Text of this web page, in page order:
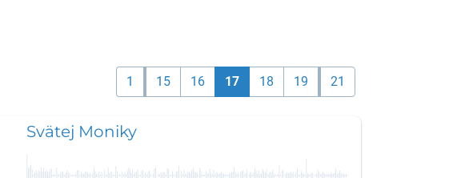
1 15 16 17 18 19 21
Svätej Moniky